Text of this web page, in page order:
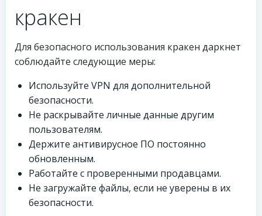
кракен
Для безопасного использования кракен даркнет
соблюдайте следующие меры:
Используйте VPN для дополнительной
безопасности.
Не раскрывайте личные данные другим
пользователям.
Держите антивирусное ПО постоянно
обновленным.
Работайте с проверенными продавцами.
Не загружайте файлы, если не уверены в их
безопасности.